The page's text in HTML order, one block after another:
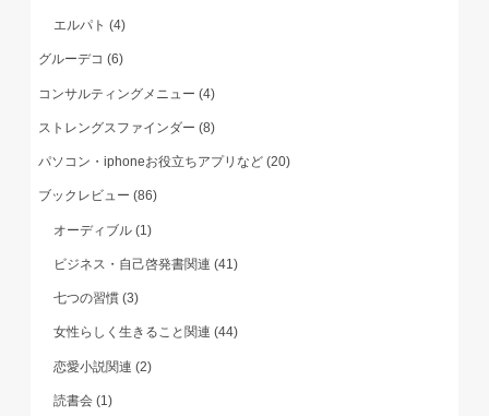
エルパト(4)
グルーデコ(6)
コンサルティングメニュー(4)
ストレングスファインダー(8)
パソコン・iphoneお役立ちアプリなど(20)
ブックレビュー(86)
オーディブル(1)
ビジネス・自己啓発書関連(41)
七つの習慣(3)
女性らしく生きること関連(44)
恋愛小説関連(2)
読書会(1)